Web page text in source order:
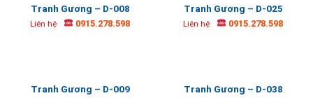
Tranh Gương – D-008
Liên hệ 0915.278.598
Tranh Gương – D-025
Liên hệ 0915.278.598
Tranh Gương – D-009 Tranh Gương – D-038